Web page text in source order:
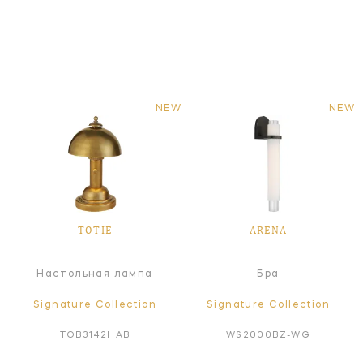
NEW
TOTIE
Настольная лампа
Signature Collection
TOB3142HAB
NEW
ARENA
Бра
Signature Collection
WS2000BZ-WG